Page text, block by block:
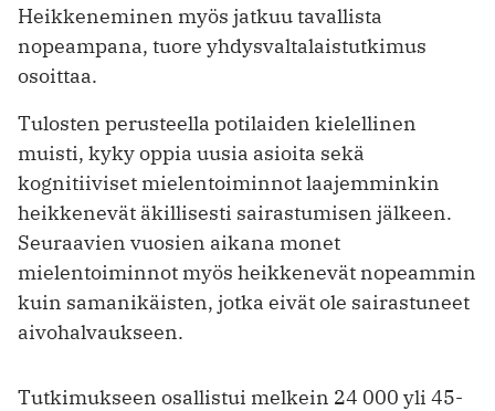
Heikkeneminen myös jatkuu tavallista
nopeampana, tuore yhdysvaltalaistutkimus
osoittaa.
Tulosten perusteella potilaiden kielellinen
muisti, kyky oppia uusia asioita sekä
kognitiiviset mielentoiminnot laajemminkin
heikkenevät äkillisesti sairastumisen jälkeen.
Seuraavien vuosien aikana monet
mielentoiminnot myös heikkenevät nopeammin
kuin samanikäisten, jotka eivät ole sairastuneet
aivohalvaukseen.
Tutkimukseen osallistui melkein 24 000 yli 45-